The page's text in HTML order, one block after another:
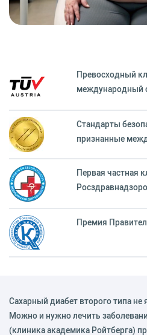
Превосходный
международный
Стандарты
признанные
Первая частная
Премия
Сахарный диабет второго типа не
Можно и нужно лечить
(клиника академика Ройтберга)